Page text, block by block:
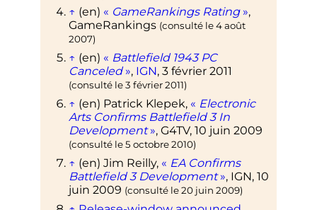
↑ (en) « GameRankings Rating »,
GameRankings (consulté le4 août
2007)
↑ (en) « Battlefield 1943 PC
Canceled », IGN, 3 février 2011
(consulté le3 février 2011)
↑ (en) Patrick Klepek, « Electronic
Arts Confirms Battlefield 3 In
Development », G4TV, 10 juin 2009
(consulté le5 octobre 2010)
↑ (en) Jim Reilly, « EA Confirms
Battlefield 3 Development », IGN, 10
juin 2009 (consulté le20 juin 2009)